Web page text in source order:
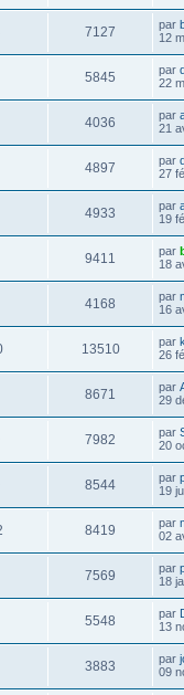
7127 par
12
5845 par
22
4036 par
21
4897 par
27
4933 par
19
9411 par
18
4168 par
16
13510 par
26
8671 par
29
7982 par
20
8544 par
19
8419 par
02
7569 par
18
5548 par
13
3883 par
09